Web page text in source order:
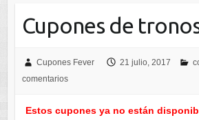
Cupones de
Cupones Fever 21 julio, 2017
comentarios
Estos cupones ya no están